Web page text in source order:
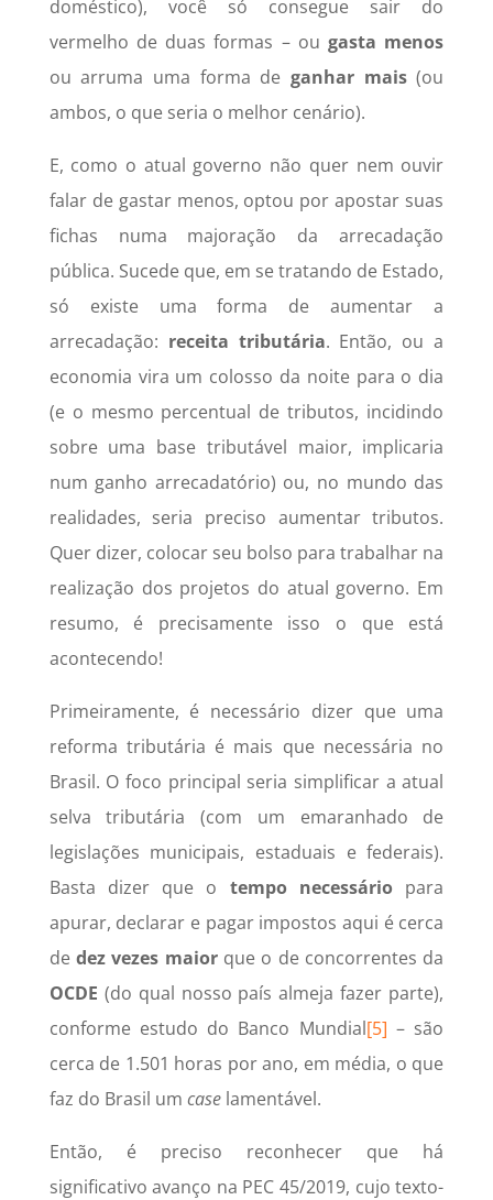
doméstico), você só consegue sair do
vermelho de duas formas – ou gasta menos
ou arruma uma forma de ganhar mais(ou
ambos, o que seria o melhor cenário).
E, como o atual governo não quer nem ouvir
falar de gastar menos, optou por apostar suas
fichas numa majoração da arrecadação
pública. Sucede que, em se tratando de Estado,
só existe uma forma de aumentar a
arrecadação: receita tributária. Então, ou a
economia vira um colosso da noite para o dia
(e o mesmo percentual de tributos, incidindo
sobre uma base tributável maior, implicaria
num ganho arrecadatório) ou, no mundo das
realidades, seria preciso aumentar tributos.
Quer dizer, colocar seu bolso para trabalhar na
realização dos projetos do atual governo. Em
resumo, é precisamente isso o que está
acontecendo!
Primeiramente, é necessário dizer que uma
reforma tributária é mais que necessária no
Brasil. O foco principal seria simplificar a atual
selva tributária (com um emaranhado de
legislações municipais, estaduais e federais).
Basta dizer que o tempo necessáriopara
apurar, declarar e pagar impostos aqui é cerca
dedez vezes maiorque o de concorrentes da
OCDE (do qual nosso país almeja fazer parte),
conforme estudo do Banco Mundial[5] – são
cerca de 1.501 horas por ano, em média, o que
faz do Brasil um caselamentável.
Então, é preciso reconhecer que há
significativo avanço na PEC 45/2019, cujo texto-